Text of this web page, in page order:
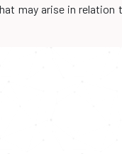
may arise in relation